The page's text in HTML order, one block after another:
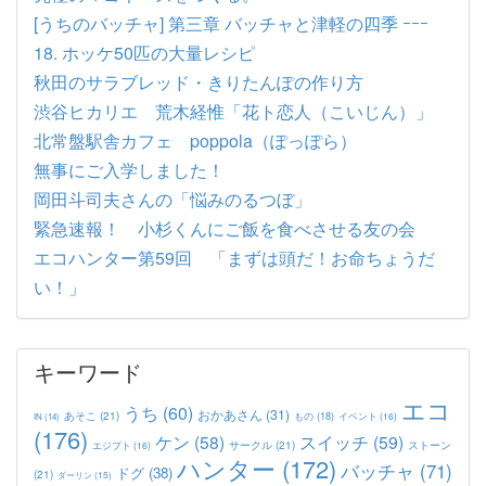
[うちのバッチャ] 第三章 バッチャと津軽の四季 ｰｰｰ
18. ホッケ50匹の大量レシピ
秋田のサラブレッド・きりたんぽの作り方
渋谷ヒカリエ 荒木経惟「花ト恋人（こいじん）」
北常盤駅舎カフェ poppola（ぽっぽら）
無事にご入学しました！
岡田斗司夫さんの「悩みのるつぼ」
緊急速報！ 小杉くんにご飯を食べさせる友の会
エコハンター第59回 「まずは頭だ！お命ちょうだ
い！」
キーワード
IN(14) あそこ (21) うち (60) おかあさん (31) もの (18) イベント (16) エコ
(176) エジプト (16) ケン (58) サークル (21) スイッチ (59) ストーン
(21) ダーリン(15) ドグ (38) ハンター (172) バッチャ (71)